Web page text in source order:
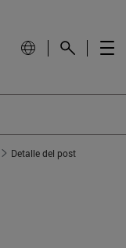
Detalle del post